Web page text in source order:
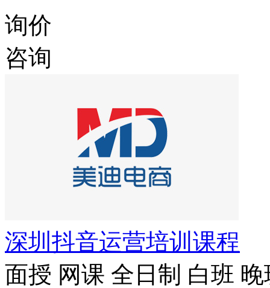
询价
咨询
深圳抖音运营培训课程
面授 网课 全日制 白班 晚